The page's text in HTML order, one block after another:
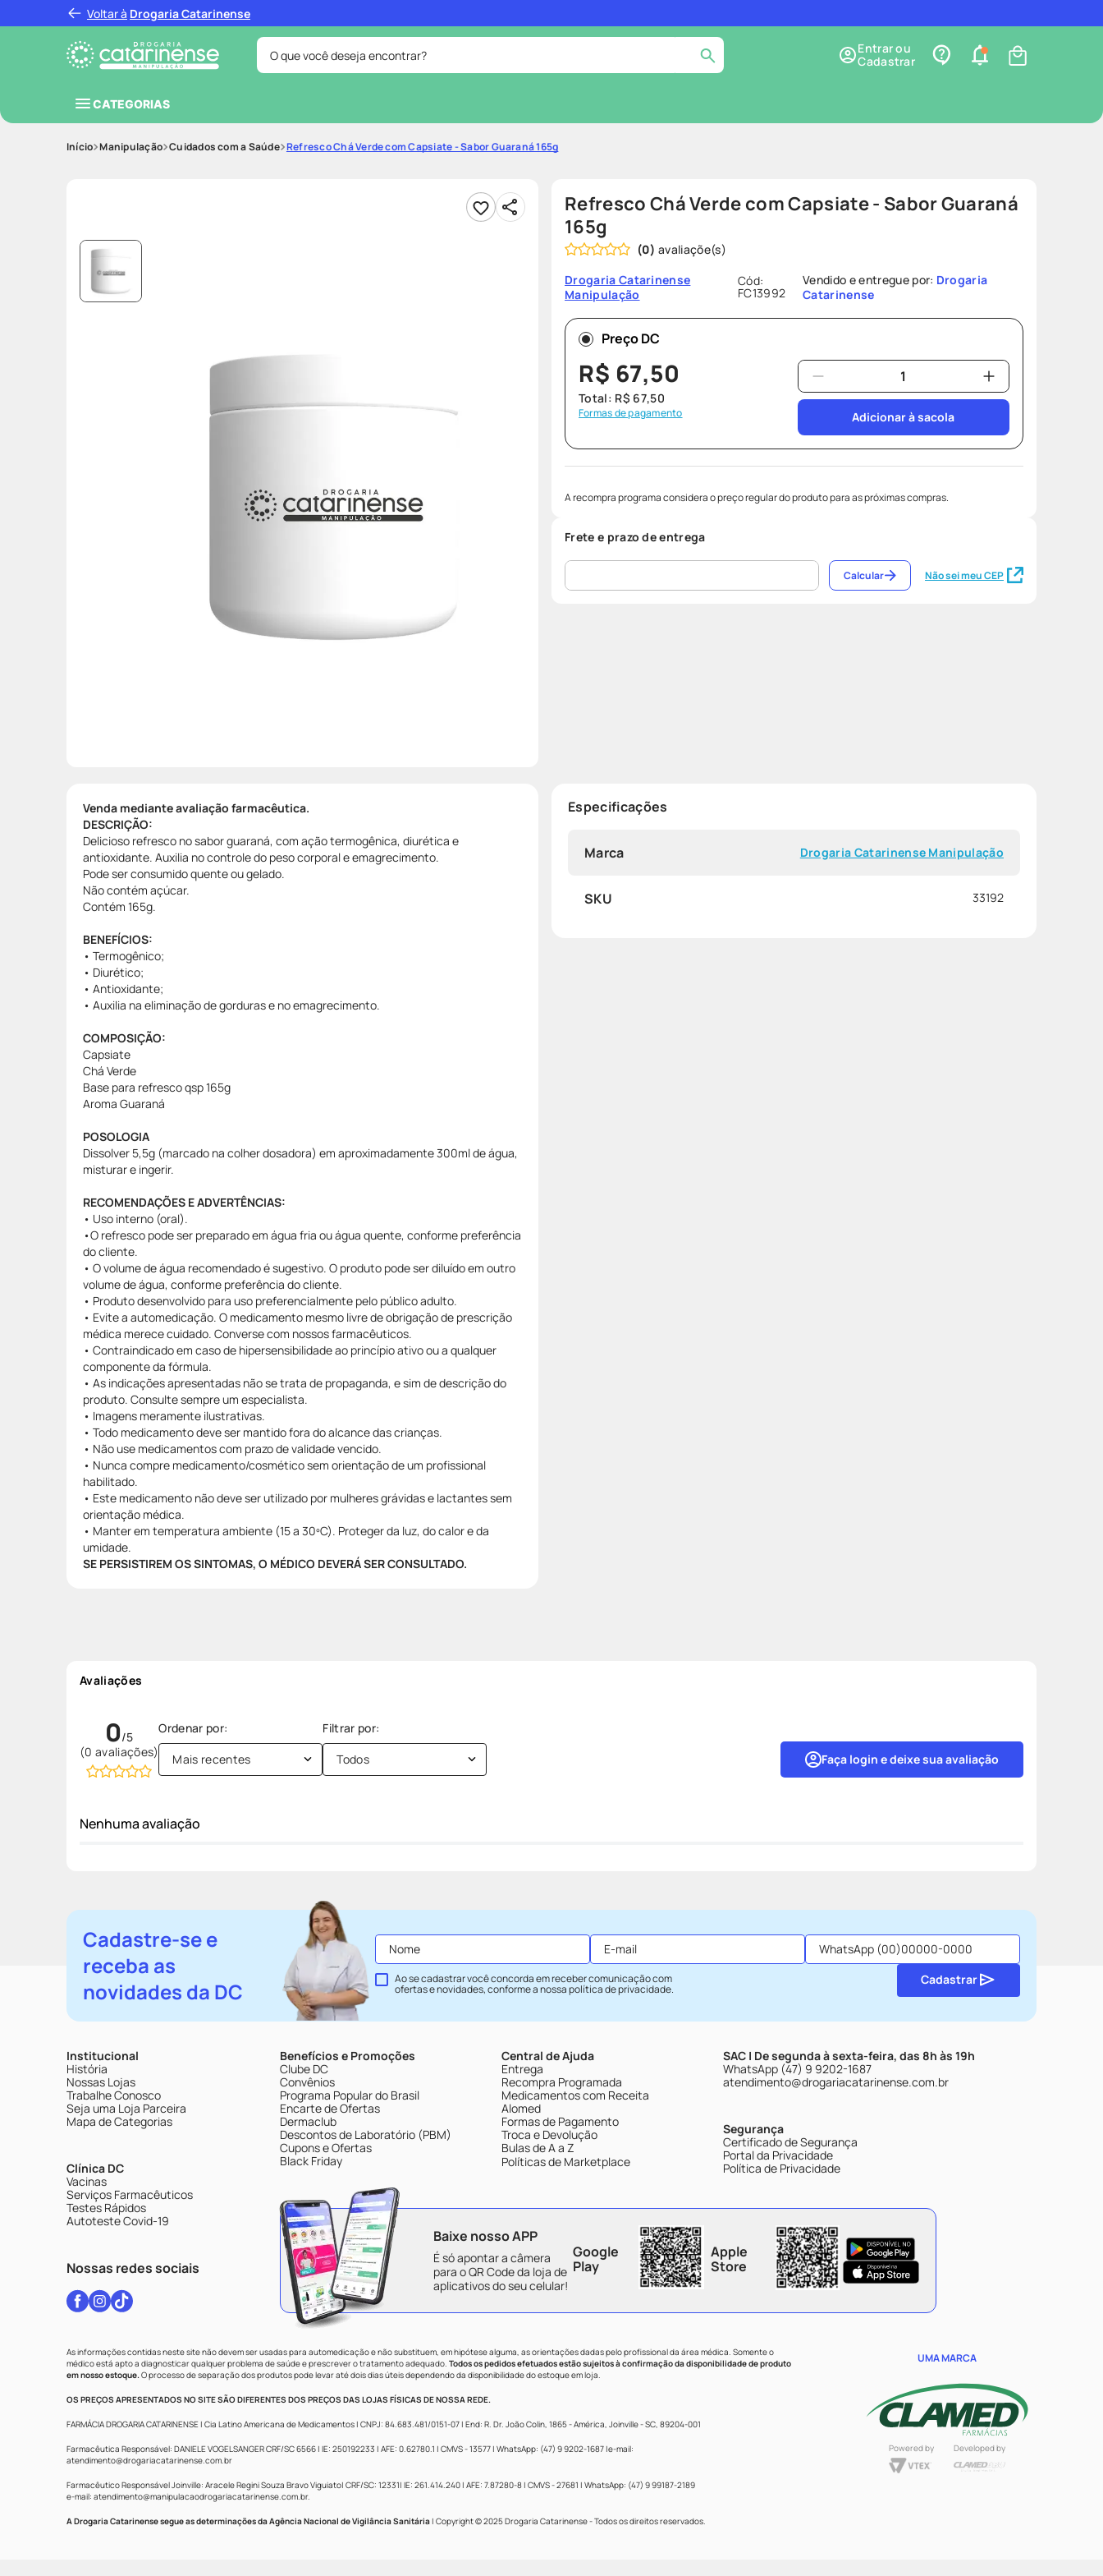
Voltar à Drogaria Catarinense
O que você deseja encontrar?
3º protetor solar facial 4º shampoo
8º protetor solar
teste gravidez
Entrar ou
Cadastrar
CATEGORIAS
Manipulação Cuidados com a Saúde Refresco Chá Verde com Capsiate - Sabor Guaraná 165g
Refresco Chá Verde com Capsiate - Sabor Guaraná
165g
(0)
Drogaria Catarinense
Manipulação
Cód:
FC13992
Vendido e entregue por: Drogaria
Catarinense
Preço DC
R$ 67,50
Total: R$ 67,50
Formas de pagamento Adicionar à sacola
A recompra programa considera o preço regular do produto para as próximas compras.
Frete e prazo de entrega
Não sei meu CEP
Calcular
Venda mediante avaliação farmacêutica.
DESCRIÇÃO:
Delicioso refresco no sabor guaraná, com ação termogênica, diurética e
antioxidante. Auxilia no controle do peso corporal e emagrecimento.
Pode ser consumido quente ou gelado.
Não contém açúcar.
Contém 165g.
BENEFÍCIOS:
• Termogênico;
• Diurético;
• Antioxidante;
• Auxilia na eliminação de gorduras e no emagrecimento.
COMPOSIÇÃO:
Capsiate
Chá Verde
Base para refresco qsp 165g
Aroma Guaraná
POSOLOGIA
Dissolver 5,5g (marcado na colher dosadora) em aproximadamente 300ml de água,
misturar e ingerir.
RECOMENDAÇÕES E ADVERTÊNCIAS:
• Uso interno (oral).
•O refresco pode ser preparado em água fria ou água quente, conforme preferência
do cliente.
• O volume de água recomendado é sugestivo. O produto pode ser diluído em outro
volume de água, conforme preferência do cliente.
• Produto desenvolvido para uso preferencialmente pelo público adulto.
• Evite a automedicação. O medicamento mesmo livre de obrigação de prescrição
médica merece cuidado. Converse com nossos farmacêuticos.
• Contraindicado em caso de hipersensibilidade ao princípio ativo ou a qualquer
componente da fórmula.
• As indicações apresentadas não se trata de propaganda, e sim de descrição do
produto. Consulte sempre um especialista.
• Imagens meramente ilustrativas.
• Todo medicamento deve ser mantido fora do alcance das crianças.
• Não use medicamentos com prazo de validade vencido.
• Nunca compre medicamento/cosmético sem orientação de um profissional
habilitado.
• Este medicamento não deve ser utilizado por mulheres grávidas e lactantes sem
orientação médica.
• Manter em temperatura ambiente (15 a 30ºC). Proteger da luz, do calor e da
umidade.
SE PERSISTIREM OS SINTOMAS, O MÉDICO DEVERÁ SER CONSULTADO.
Especificações
Marca Drogaria Catarinense Manipulação
SKU 33192
Avaliações
0
(0 avaliações) Faça login e deixe sua avaliação
Mais recentes Todos
Nenhuma avaliação
Cadastre-se e
receba as
novidades da DC
Ao se cadastrar você concorda em receber comunicação com
ofertas e novidades, conforme a nossapolítica de privacidade.
Cadastrar
Institucional
História
Nossas Lojas
Trabalhe Conosco
Seja uma Loja Parceira
Mapa de Categorias
Clínica DC
Vacinas
Serviços Farmacêuticos
Testes Rápidos
Autoteste Covid-19
Nossas redes sociais
Benefícios e Promoções
Clube DC
Convênios
Programa Popular do Brasil
Encarte de Ofertas
Dermaclub
Descontos de Laboratório (PBM)
Cupons e Ofertas
Black Friday
Central de Ajuda
Entrega
Recompra Programada
Medicamentos com Receita
Alomed
Formas de Pagamento
Troca e Devolução
Bulas de A a Z
Políticas de Marketplace
SAC | De segunda à sexta-feira, das 8h às 19h
WhatsApp (47) 9 9202-1687
atendimento@drogariacatarinense.com.br
Segurança
Certificado de Segurança
Portal da Privacidade
Política de Privacidade
Baixe nosso APP
É só apontar a câmera
para o QR Code da loja de
aplicativos do seu celular!
Google
Play
Apple
Store
As informações contidas neste site não devem ser usadas para automedicação e não substituem, em hipótese alguma, as orientações dadas pelo profissional da área médica. Somente o
médico está apto a diagnosticar qualquer problema de saúde e prescrever o tratamento adequado. Todos os pedidos efetuados estão sujeitos à confirmação da disponibilidade de produto
em nosso estoque.O processo de separação dos produtos pode levar até dois dias úteis dependendo da disponibilidade do estoque em loja.
OS PREÇOS APRESENTADOS NO SITE SÃO DIFERENTES DOS PREÇOS DAS LOJAS FÍSICAS DE NOSSA REDE.
FARMÁCIA DROGARIA CATARINENSE | Cia Latino Americana de Medicamentos | CNPJ: 84.683.481/0151-07 | End: R. Dr. João Colin, 1865 - América, Joinville - SC, 89204-001
Farmacêutica Responsável: DANIELE VOGELSANGER CRF/SC 6566 | IE: 250192233 | AFE: 0.62780.1 | CMVS - 13577 | WhatsApp: (47) 9 9202-1687 |e-mail:
atendimento@drogariacatarinense.com.br
Farmacêutico Responsável Joinville: Aracele Regini Souza Bravo Viguiato| CRF/SC: 12331| IE: 261.414.240 | AFE: 7.87280-8 | CMVS - 27681 | WhatsApp: (47) 9 99187-2189
e-mail: atendimento@manipulacaodrogariacatarinense.com.br.
A Drogaria Catarinense segue as determinações da Agência Nacional de Vigilância Sanitária | Copyright © 2025 Drogaria Catarinense - Todos os direitos reservados.
UMA MARCA
Powered by Developed by